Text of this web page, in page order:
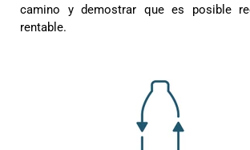
Calificación 1847
camino y demostrar que es posible
rentable.